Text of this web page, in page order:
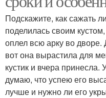
Подскажите, как сажать
поделилась своим
оплел всю арку во дворе.
вот она вырастила для
кустик и вчера
думаю, что успею его
лучше и нужно ли его